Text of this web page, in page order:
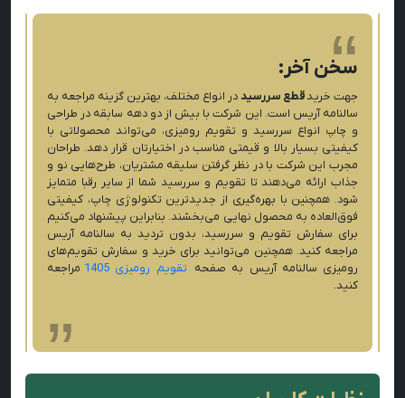
سخن آخر:
جهت خریدقطع سررسید در انواع مختلف، بهترین گزینه مراجعه به
سالنامه آریس است. این شرکت با بیش از دو دهه سابقه در طراحی
و چاپ انواع سررسید و تقویم رومیزی، می‌تواند محصولاتی با
کیفیتی بسیار بالا و قیمتی مناسب در اختیارتان قرار دهد. طراحان
مجرب این شرکت با در نظر گرفتن سلیقه مشتریان، طرح‌هایی نو و
جذاب ارائه می‌دهند تا تقویم و سررسید شما از سایر رقبا متمایز
شود. همچنین با بهره‌گیری از جدیدترین تکنولوژی چاپ، کیفیتی
فوق‌العاده به محصول نهایی می‌بخشند. بنابراین پیشنهاد می‌کنیم
برای سفارش تقویم و سررسید، بدون تردید به سالنامه آریس
مراجعه کنید. همچنین می‌توانید برای خرید و سفارش تقویم‌های
رومیزی سالنامه آریس به صفحه تقویم رومیزی 1405
مراجعه
کنید.